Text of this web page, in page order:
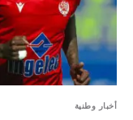
أخبار وطنية